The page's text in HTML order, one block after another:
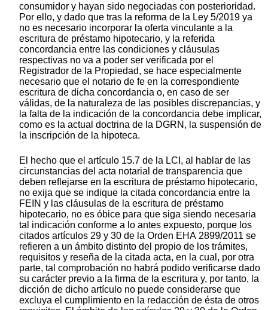
consumidor y hayan sido negociadas con posterioridad.
Por ello, y dado que tras la reforma de la Ley 5/2019 ya
no es necesario incorporar la oferta vinculante a la
escritura de préstamo hipotecario, y la referida
concordancia entre las condiciones y cláusulas
respectivas no va a poder ser verificada por el
Registrador de la Propiedad, se hace especialmente
necesario que el notario de fe en la correspondiente
escritura de dicha concordancia o, en caso de ser
válidas, de la naturaleza de las posibles discrepancias, y
la falta de la indicación de la concordancia debe implicar,
como es la actual doctrina de la DGRN, la suspensión de
la inscripción de la hipoteca.
El hecho que el artículo 15.7 de la LCI, al hablar de las
circunstancias del acta notarial de transparencia que
deben reflejarse en la escritura de préstamo hipotecario,
no exija que se indique la citada concordancia entre la
FEIN y las cláusulas de la escritura de préstamo
hipotecario, no es óbice para que siga siendo necesaria
tal indicación conforme a lo antes expuesto, porque los
citados artículos 29 y 30 de la Orden EHA 2899/2011 se
refieren a un ámbito distinto del propio de los trámites,
requisitos y reseña de la citada acta, en la cual, por otra
parte, tal comprobación no habrá podido verificarse dado
su carácter previo a la firma de la escritura y, por tanto, la
dicción de dicho artículo no puede considerarse que
excluya el cumplimiento en la redacción de ésta de otros